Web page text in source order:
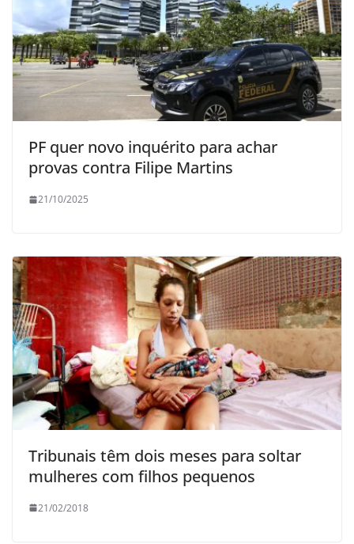
PF quer novo inquérito para achar
provas contra Filipe Martins
21/10/2025
Tribunais têm dois meses para soltar
mulheres com filhos pequenos
21/02/2018